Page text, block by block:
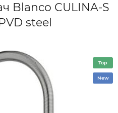
Blanco CULINA-S
steel
Top
New